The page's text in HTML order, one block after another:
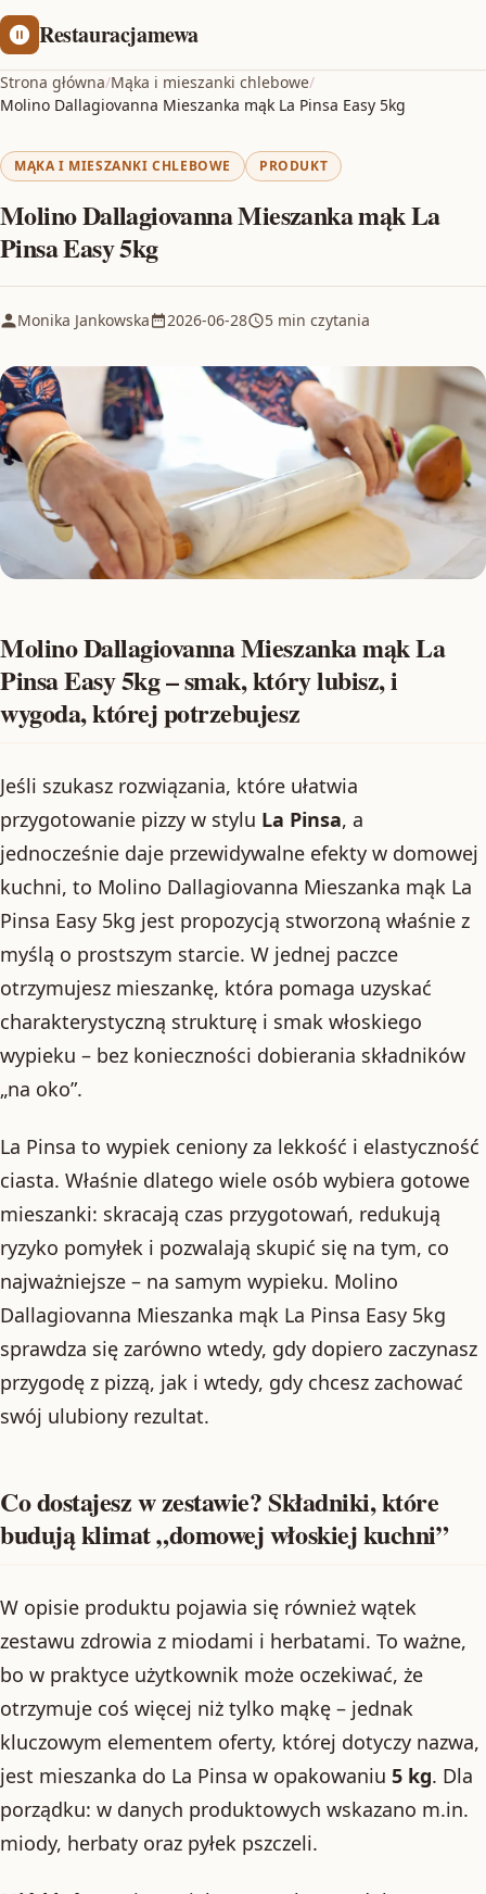
Restauracjamewa
Strona główna/Mąka i mieszanki chlebowe/
Molino Dallagiovanna Mieszanka mąk La Pinsa Easy 5kg
MĄKA I MIESZANKI CHLEBOWE PRODUKT
Molino Dallagiovanna Mieszanka mąk La
Pinsa Easy 5kg
Monika Jankowska 2026-06-28 5 min czytania
Molino Dallagiovanna Mieszanka mąk La
Pinsa Easy 5kg – smak, który lubisz, i
wygoda, której potrzebujesz
Jeśli szukasz rozwiązania, które ułatwia
przygotowanie pizzy w stylu La Pinsa, a
jednocześnie daje przewidywalne efekty w domowej
kuchni, to Molino Dallagiovanna Mieszanka mąk La
Pinsa Easy 5kg jest propozycją stworzoną właśnie z
myślą o prostszym starcie. W jednej paczce
otrzymujesz mieszankę, która pomaga uzyskać
charakterystyczną strukturę i smak włoskiego
wypieku – bez konieczności dobierania składników
„na oko”.
La Pinsa to wypiek ceniony za lekkość i elastyczność
ciasta. Właśnie dlatego wiele osób wybiera gotowe
mieszanki: skracają czas przygotowań, redukują
ryzyko pomyłek i pozwalają skupić się na tym, co
najważniejsze – na samym wypieku. Molino
Dallagiovanna Mieszanka mąk La Pinsa Easy 5kg
sprawdza się zarówno wtedy, gdy dopiero zaczynasz
przygodę z pizzą, jak i wtedy, gdy chcesz zachować
swój ulubiony rezultat.
Co dostajesz w zestawie? Składniki, które
budują klimat „domowej włoskiej kuchni”
W opisie produktu pojawia się również wątek
zestawu zdrowia z miodami i herbatami. To ważne,
bo w praktyce użytkownik może oczekiwać, że
otrzymuje coś więcej niż tylko mąkę – jednak
kluczowym elementem oferty, której dotyczy nazwa,
jest mieszanka do La Pinsa w opakowaniu 5 kg. Dla
porządku: w danych produktowych wskazano m.in.
miody, herbaty oraz pyłek pszczeli.